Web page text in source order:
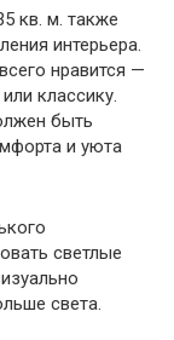
кв. м. также
интерьера.
нравится —
классику.
быть
и уюта
светлые
света.